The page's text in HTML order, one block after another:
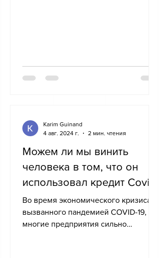
Можем ли мы винить
человека в том, что он
использовал кредит Covid
для выплаты зарплаты
своим сотрудникам ?
Во время экономического кризиса,
вызванного пандемией COVID-19,
многие предприятия сильно
Karim Guinand
4 авг. 2024 г.
2 мин. чтения